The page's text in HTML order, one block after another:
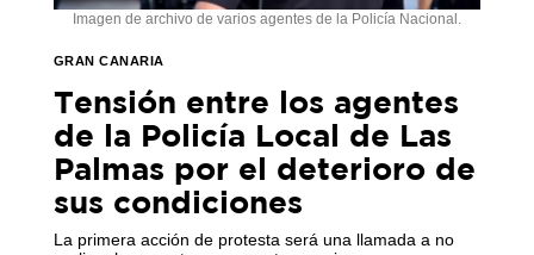
Imagen de archivo de varios agentes de la Policía Nacional.
GRAN CANARIA
Tensión entre los agentes
de la Policía Local de Las
Palmas por el deterioro de
sus condiciones
La primera acción de protesta será una llamada a no